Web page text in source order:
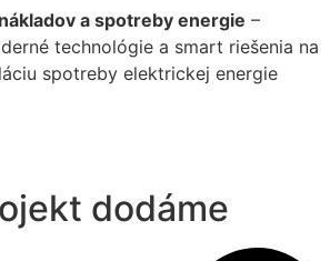
a spotreby energie –
technológie a smart riešenia na
spotreby elektrickej energie
dodáme